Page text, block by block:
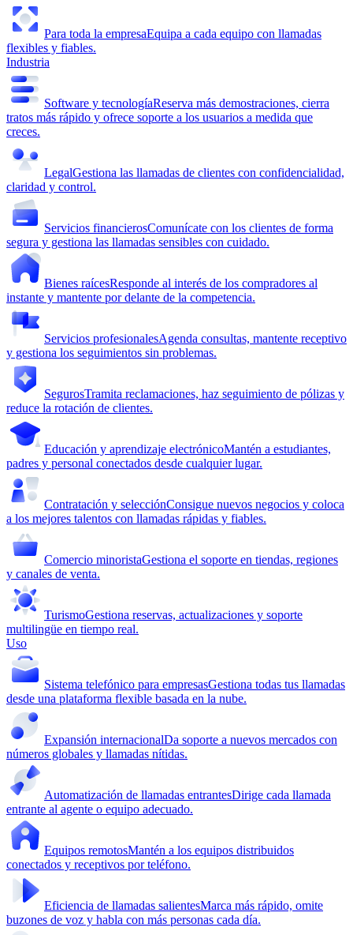
Para toda la empresaEquipa a cada equipo con llamadas
flexibles y fiables.
Industria
Software y tecnologíaReserva más demostraciones, cierra
tratos más rápido y ofrece soporte a los usuarios a medida que
creces.
LegalGestiona las llamadas de clientes con confidencialidad,
claridad y control.
Servicios financierosComunícate con los clientes de forma
segura y gestiona las llamadas sensibles con cuidado.
Bienes raícesResponde al interés de los compradores al
instante y mantente por delante de la competencia.
Servicios profesionalesAgenda consultas, mantente receptivo
y gestiona los seguimientos sin problemas.
SegurosTramita reclamaciones, haz seguimiento de pólizas y
reduce la rotación de clientes.
Educación y aprendizaje electrónicoMantén a estudiantes,
padres y personal conectados desde cualquier lugar.
Contratación y selecciónConsigue nuevos negocios y coloca
a los mejores talentos con llamadas rápidas y fiables.
Comercio minoristaGestiona el soporte en tiendas, regiones
y canales de venta.
TurismoGestiona reservas, actualizaciones y soporte
multilingüe en tiempo real.
Uso
Sistema telefónico para empresasGestiona todas tus llamadas
desde una plataforma flexible basada en la nube.
Expansión internacionalDa soporte a nuevos mercados con
números globales y llamadas nítidas.
Automatización de llamadas entrantesDirige cada llamada
entrante al agente o equipo adecuado.
Equipos remotosMantén a los equipos distribuidos
conectados y receptivos por teléfono.
Eficiencia de llamadas salientesMarca más rápido, omite
buzones de voz y habla con más personas cada día.